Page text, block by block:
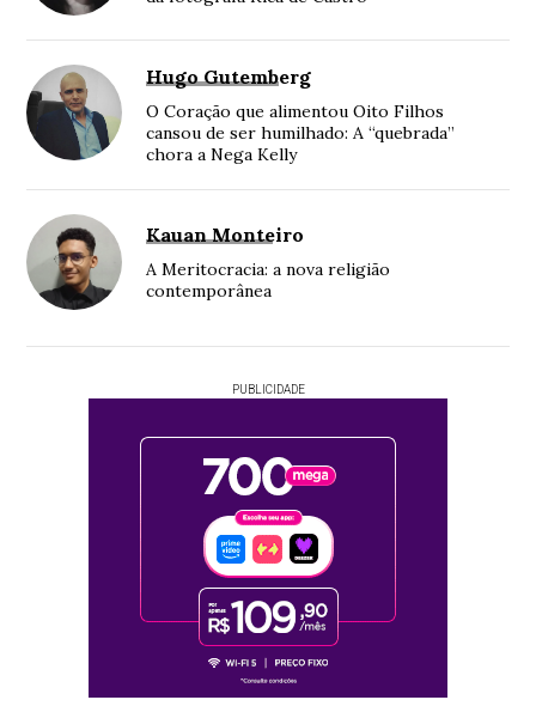
Hugo Gutemberg
O Coração que alimentou Oito Filhos
cansou de ser humilhado: A “quebrada”
chora a Nega Kelly
Kauan Monteiro
A Meritocracia: a nova religião
contemporânea
PUBLICIDADE